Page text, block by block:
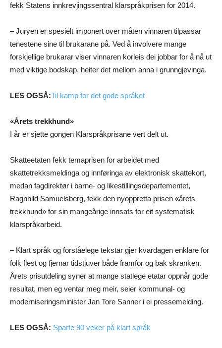
fekk Statens innkrevjingssentral klarspråkprisen for 2014.
– Juryen er spesielt imponert over måten vinnaren tilpassar
tenestene sine til brukarane på. Ved å involvere mange
forskjellige brukarar viser vinnaren korleis dei jobbar for å nå ut
med viktige bodskap, heiter det mellom anna i grunngjevinga.
LES OGSÅ:Til kamp for det gode språket
«Årets trekkhund»
I år er sjette gongen Klarspråkprisane vert delt ut.
Skatteetaten fekk temaprisen for arbeidet med
skattetrekksmeldinga og innføringa av elektronisk skattekort,
medan fagdirektør i barne- og likestillingsdepartementet,
Ragnhild Samuelsberg, fekk den nyoppretta prisen «årets
trekkhund» for sin mangeårige innsats for eit systematisk
klarspråkarbeid.
– Klart språk og forståelege tekstar gjer kvardagen enklare for
folk flest og fjernar tidstjuver både framfor og bak skranken.
Årets prisutdeling syner at mange statlege etatar oppnår gode
resultat, men eg ventar meg meir, seier kommunal- og
moderniseringsminister Jan Tore Sanner i ei pressemelding.
LES OGSÅ: Sparte 90 veker på klart språk